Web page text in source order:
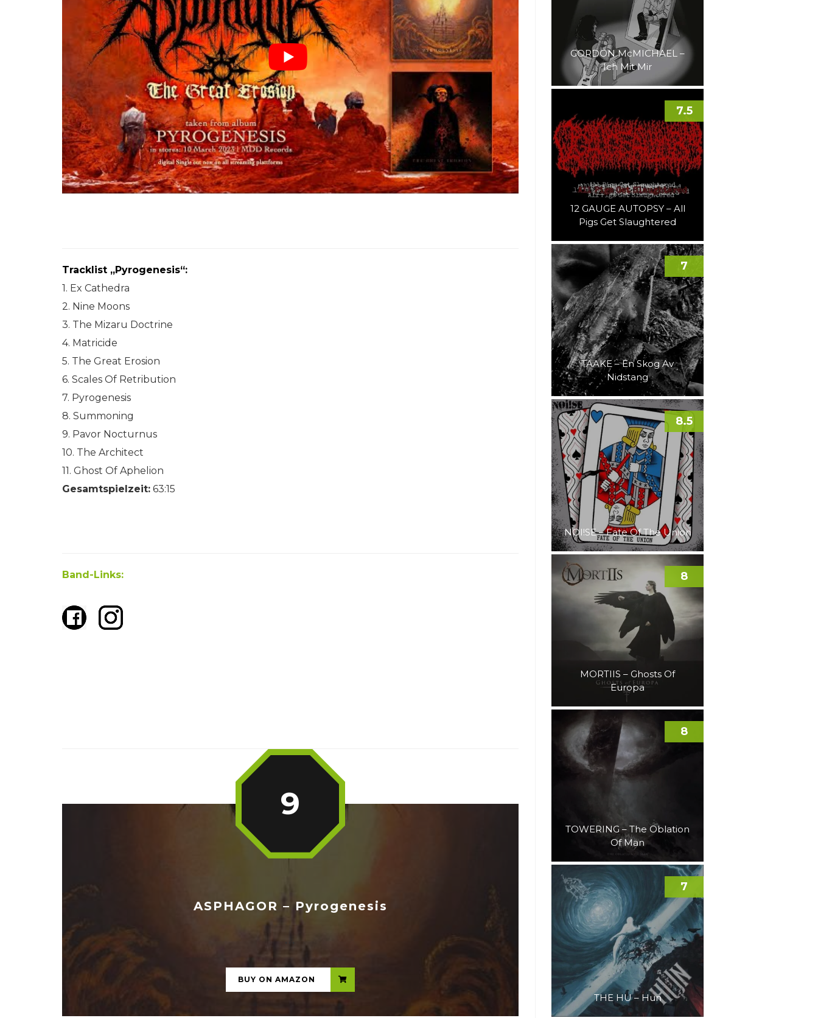
Tracklist „Pyrogenesis“:
1. Ex Cathedra
2. Nine Moons
3. The Mizaru Doctrine
4. Matricide
5. The Great Erosion
6. Scales Of Retribution
7. Pyrogenesis
8. Summoning
9. Pavor Nocturnus
10. The Architect
11. Ghost Of Aphelion
Gesamtspielzeit: 63:15
Band-Links:
ASPHAGOR – Pyrogenesis
9
...
BUY ON AMAZON
GORDON McMICHAEL –
Ich Mit Mir
12 GAUGE AUTOPSY – All
Pigs Get Slaughtered
7.5
TAAKE – En Skog Av
Nidstang
7
NOI!SE – Fate Of The Union
8.5
MORTIIS – Ghosts Of
Europa
8
TOWERING – The Oblation
Of Man
8
THE HU – Hun
7